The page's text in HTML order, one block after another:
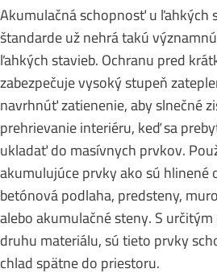
Akumulačná schopnosť u ľahkých
štandarde už nehrá takú
ľahkých stavieb. Ochranu pred
zabezpečuje vysoký stupeň
navrhnúť zatienenie, aby slnečné
prehrievanie interiéru, keď sa
ukladať do masívnych prvkov.
akumulujúce prvky ako sú hlinené
betónová podlaha, predsteny,
alebo akumulačné steny. S
druhu materiálu, sú tieto prvky
chlad spätne do priestoru.